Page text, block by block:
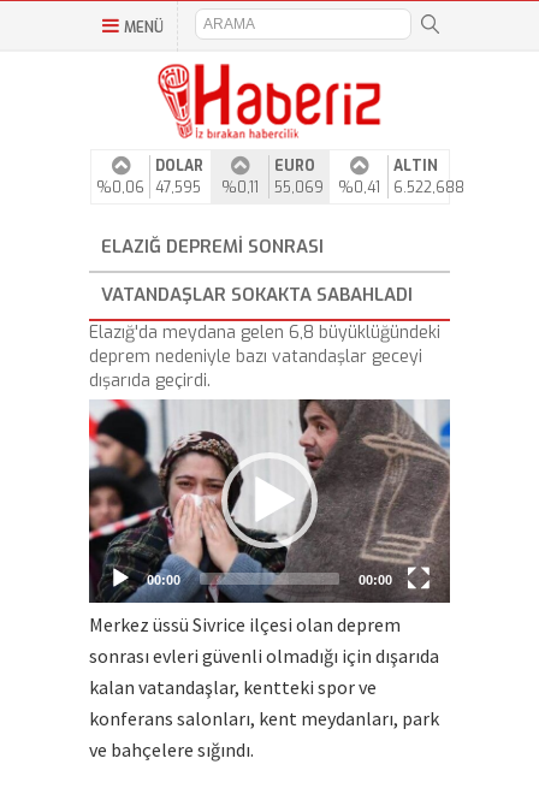
MENÜ
%0,06
DOLAR
47,595
%0,11
EURO
55,069
%0,41
ALTIN
6.522,688
ELAZIĞ DEPREMI SONRASI
VATANDAŞLAR SOKAKTA SABAHLADI
Elazığ'da meydana gelen 6,8 büyüklüğündeki
deprem nedeniyle bazı vatandaşlar geceyi
dışarıda geçirdi.
Video
Player
00:00 00:00
Merkez üssü Sivrice ilçesi olan deprem
sonrası evleri güvenli olmadığı için dışarıda
kalan vatandaşlar, kentteki spor ve
konferans salonları, kent meydanları, park
ve bahçelere sığındı.